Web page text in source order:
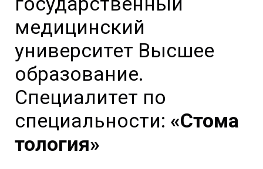
медицинский
университет Высшее
образование.
Специалитет по
специальности: «Стома
тология»